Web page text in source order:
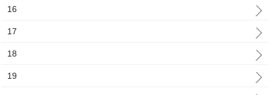
16
17
18
19